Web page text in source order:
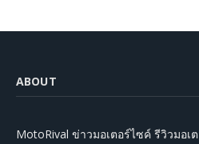
ABOUT
MotoRival ข่าวมอเตอร์ไซค์ รีวิวมอเ